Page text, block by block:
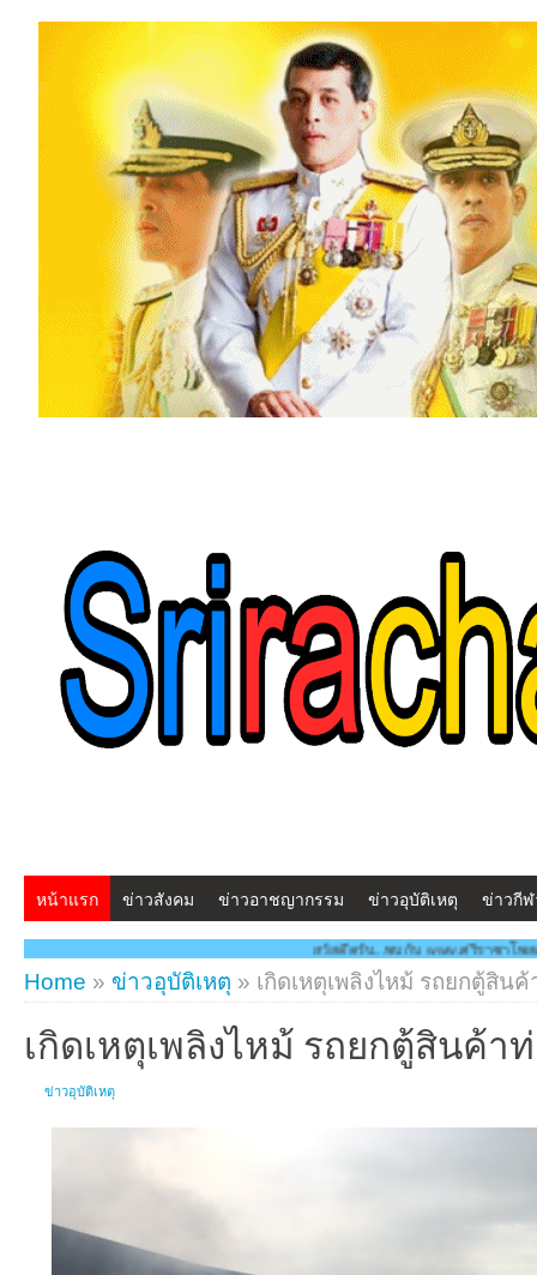
หน้าแรก ข่าวสังคม ข่าวอาชญากรรม ข่าวอุบัติเหตุ ข่าวกี
สวัสดีครับ...พบกับ www.ศรีราชาโพสต์.com โฉมใหม่!! "ส
Home » ข่าวอุบัติเหตุ » เกิดเหตุเพลิงไหม้ รถยกตู้สินค้
เกิดเหตุเพลิงไหม้ รถยกตู้สินค้าท่
ข่าวอุบัติเหตุ